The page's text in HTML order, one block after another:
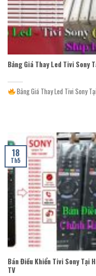
Bảng Giá Thay Led Tivi Sony
Bảng Giá Thay Led Tivi Sony
Bán Điều Khiển Tivi Sony Tại
TV
18
Th5